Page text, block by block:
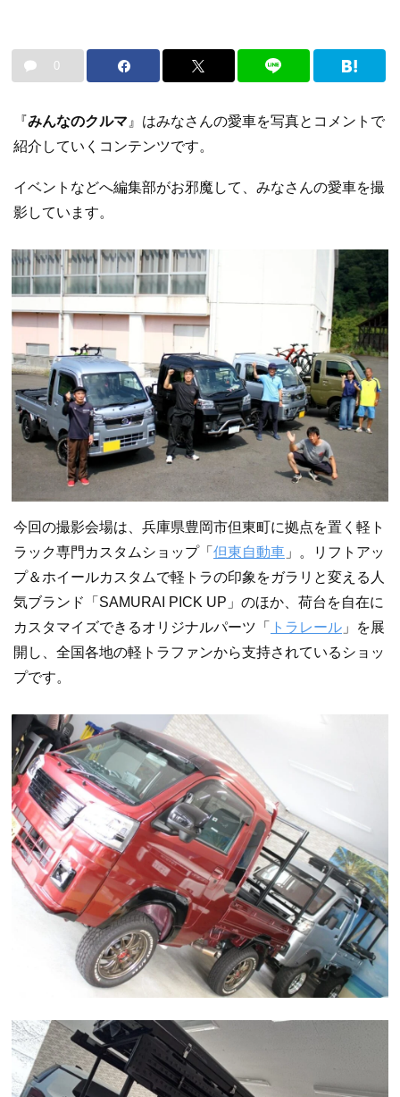
0
『みんなのクルマ 』はみなさんの愛車を写真とコメントで
紹介していくコンテンツです。
イベントなどへ編集部がお邪魔して、みなさんの愛車を撮
影しています。
今回の撮影会場は、兵庫県豊岡市但東町に拠点を置く軽ト
ラック専門カスタムショップ「 但東自動車 」。リフトアッ
プ＆ホイールカスタムで軽トラの印象をガラリと変える人
気ブランド「SAMURAI PICK UP」のほか、荷台を自在に
カスタマイズできるオリジナルパーツ「
トラレール 」を展
開し、全国各地の軽トラファンから支持されているショッ
プです。